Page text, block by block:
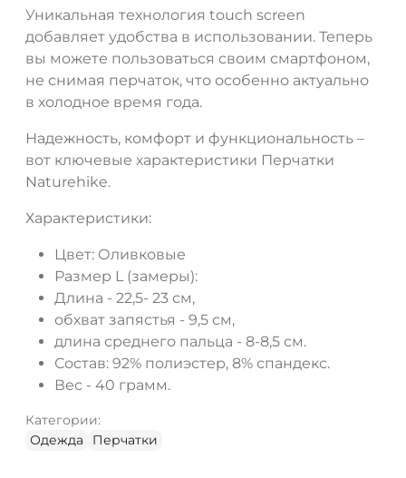
Уникальная технология touch screen
добавляет удобства в использовании. Теперь
вы можете пользоваться своим смартфоном,
не снимая перчаток, что особенно актуально
в холодное время года.
Надежность, комфорт и функциональность –
вот ключевые характеристики Перчатки
Naturehike.
Характеристики:
Цвет: Оливковые
Размер L (замеры):
Длина - 22,5- 23 см,
обхват запястья - 9,5 см,
длина среднего пальца - 8-8,5 см.
Состав: 92% полиэстер, 8% спандекс.
Вес - 40 грамм.
Категории:
Одежда
Перчатки